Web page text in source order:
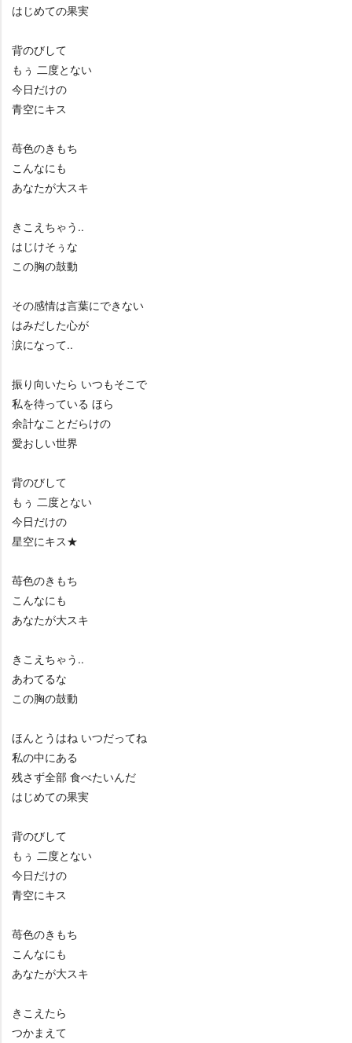
はじめての果実
背のびして
もぅ 二度とない
今日だけの
青空にキス
苺色のきもち
こんなにも
あなたが大スキ
きこえちゃう..
はじけそぅな
この胸の鼓動
その感情は言葉にできない
はみだした心が
涙になって..
振り向いたら いつもそこで
私を待っている ほら
余計なことだらけの
愛おしい世界
背のびして
もぅ 二度とない
今日だけの
星空にキス★
苺色のきもち
こんなにも
あなたが大スキ
きこえちゃう..
あわてるな
この胸の鼓動
ほんとうはね いつだってね
私の中にある
残さず全部 食べたいんだ
はじめての果実
背のびして
もぅ 二度とない
今日だけの
青空にキス
苺色のきもち
こんなにも
あなたが大スキ
きこえたら
つかまえて